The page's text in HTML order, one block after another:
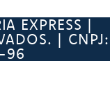
EXPRESS |
| CNPJ:
96